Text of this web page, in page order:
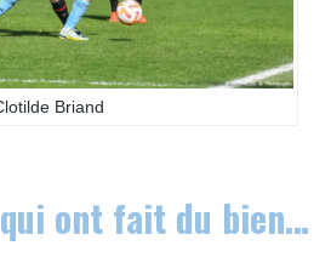
Briand
ont fait du bien…